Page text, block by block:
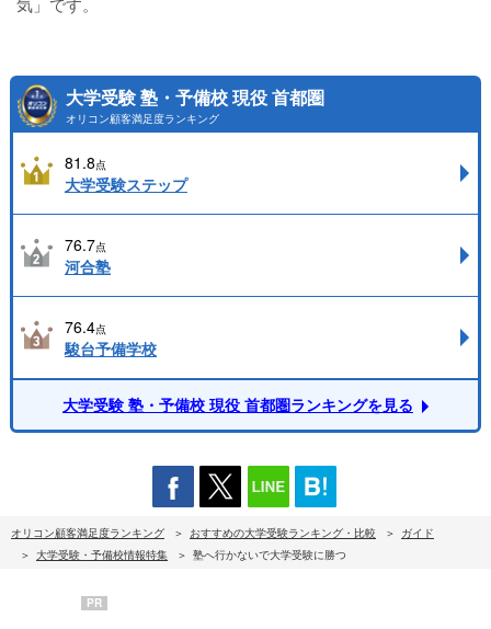
大学受験 塾・予備校 現役 首都圏
オリコン顧客満足度ランキング
81.8点
大学受験ステップ
76.7点
河合塾
76.4点
駿台予備学校
大学受験 塾・予備校 現役 首都圏ランキングを見る
オリコン顧客満足度ランキング おすすめの大学受験ランキング・比較
ガイド
大学受験・予備校情報特集
塾へ行かないで大学受験に勝つ
PR